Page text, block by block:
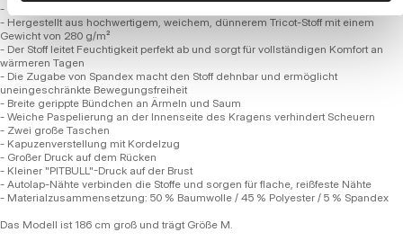
- Bequeme reguläre Passform
- Hergestellt aus hochwertigem, weichem, dünnerem Tricot-Stoff mit einem
Gewicht von 280 g/m²
- Der Stoff leitet Feuchtigkeit perfekt ab und sorgt für vollständigen Komfort an
wärmeren Tagen
- Die Zugabe von Spandex macht den Stoff dehnbar und ermöglicht
uneingeschränkte Bewegungsfreiheit
- Breite gerippte Bündchen an Ärmeln und Saum
- Weiche Paspelierung an der Innenseite des Kragens verhindert Scheuern
- Zwei große Taschen
- Kapuzenverstellung mit Kordelzug
- Großer Druck auf dem Rücken
- Kleiner "PITBULL"-Druck auf der Brust
- Autolap-Nähte verbinden die Stoffe und sorgen für flache, reißfeste Nähte
- Materialzusammensetzung: 50 % Baumwolle / 45 % Polyester / 5 % Spandex
Das Modell ist 186 cm groß und trägt Größe M.